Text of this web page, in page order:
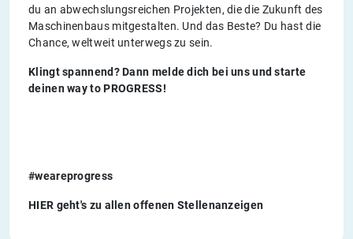
du an abwechslungsreichen Projekten, die die Zukunft des
Maschinenbaus mitgestalten. Und das Beste? Du hast die
Chance, weltweit unterwegs zu sein.
Klingt spannend? Dann melde dich bei uns und starte
deinen way to PROGRESS!
#weareprogress
HIER geht's zu allen offenen Stellenanzeigen